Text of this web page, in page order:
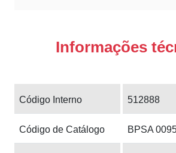
Informações
Código Interno 512888
Código de Catálogo BPSA